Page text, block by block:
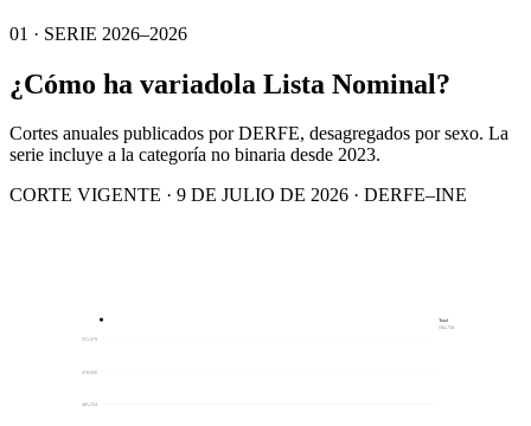
01 · SERIE 2026–2026
¿Cómo ha variadola Lista Nominal?
Cortes anuales publicados por DERFE, desagregados por sexo. La
serie incluye a la categoría no binaria desde 2023.
CORTE VIGENTE · 9 DE JULIO DE 2026 · DERFE–INE
405,334
478,656
551,979
Total
594,750